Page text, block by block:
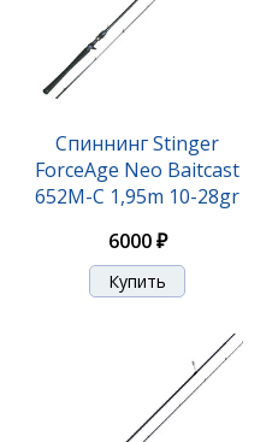
Спиннинг Stinger
ForceAge Neo Baitcast
652M-C 1,95m 10-28gr
6000 ₽